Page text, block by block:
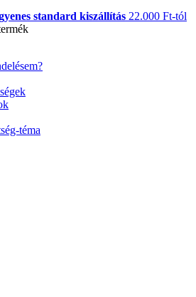
standard kiszállítás 22.000 Ft-tól
téma